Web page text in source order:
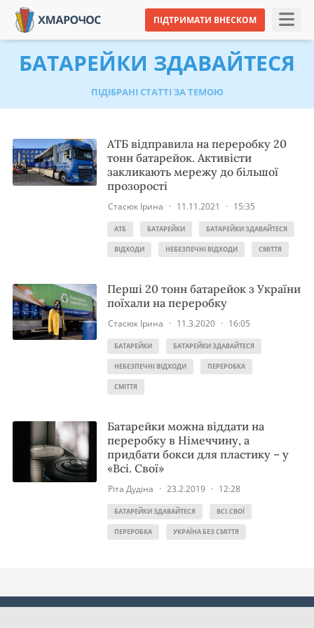
ПІДТРИМАТИ ВНЕСКОМ
БАТАРЕЙКИ ЗДАВАЙТЕСЯ
ПІДІБРАНІ СТАТТІ ЗА ТЕМОЮ
АТБ відправила на переробку 20
тонн батарейок. Активісти
закликають мережу до більшої
прозорості
Стасюк Ірина · 11.11.2021 · 15:35
АТБ БАТАРЕЙКИ БАТАРЕЙКИ ЗДАВАЙТЕСЯ
ВІДХОДИ НЕБЕЗПЕЧНІ ВІДХОДИ СМІТТЯ
Перші 20 тонн батарейок з України
поїхали на переробку
Стасюк Ірина · 11.3.2020 · 16:05
БАТАРЕЙКИ БАТАРЕЙКИ ЗДАВАЙТЕСЯ
НЕБЕЗПЕЧНІ ВІДХОДИ ПЕРЕРОБКА
СМІТТЯ
Батарейки можна віддати на
переробку в Німеччину, а
придбати бокси для пластику – у
«Всі. Свої»
Ріта Дудіна · 23.2.2019 · 12:28
БАТАРЕЙКИ ЗДАВАЙТЕСЯ ВСІ.СВОЇ
ПЕРЕРОБКА УКРАЇНА БЕЗ СМІТТЯ